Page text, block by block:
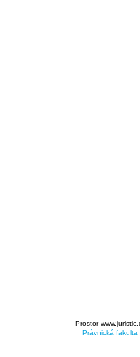
Prostor
Právnická fakulta